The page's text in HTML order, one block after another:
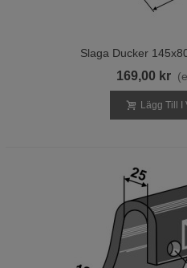
Slaga Ducker
169,00 kr
Lägg Till I